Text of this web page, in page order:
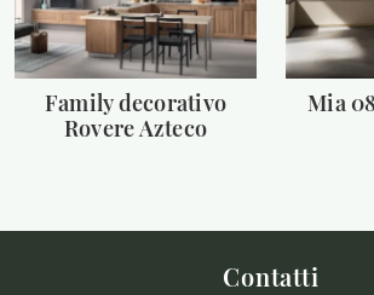
Family decorativo
Rovere Azteco
Mia
Contatti